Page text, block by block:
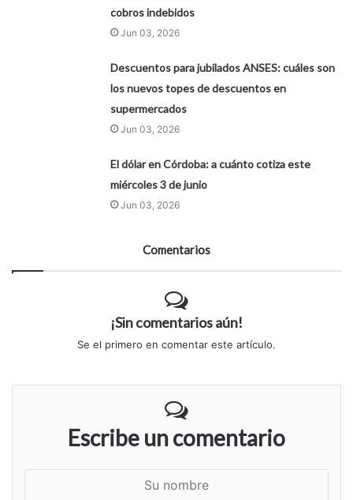
cobros indebidos
Jun 03, 2026
Descuentos para jubilados ANSES: cuáles son
los nuevos topes de descuentos en
supermercados
Jun 03, 2026
El dólar en Córdoba: a cuánto cotiza este
miércoles 3 de junio
Jun 03, 2026
Comentarios
¡Sin comentarios aún!
Se el primero en comentar este artículo.
Escribe un comentario